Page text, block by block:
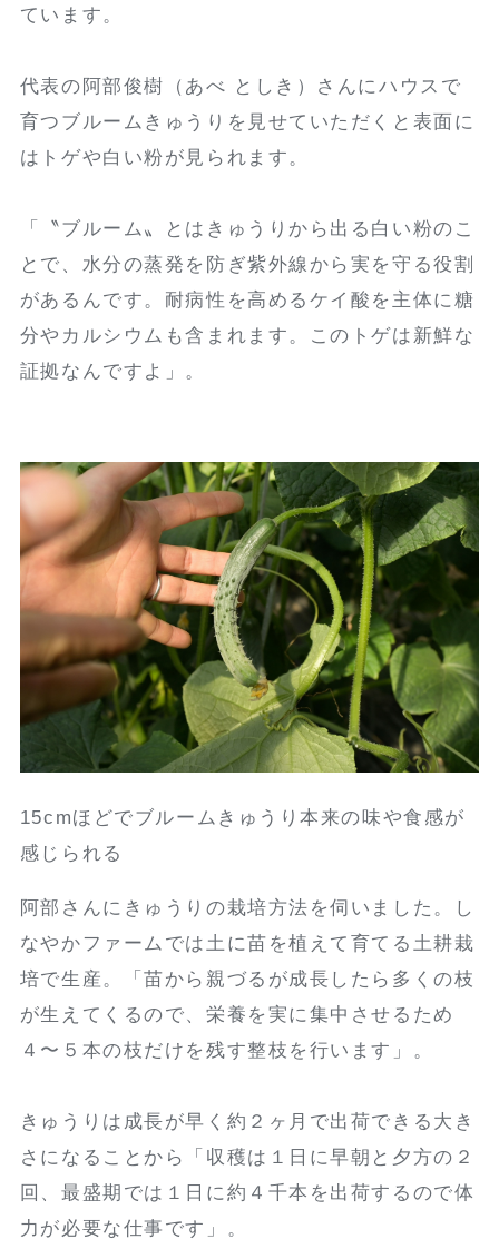
ています。
代表の阿部俊樹（あべ としき）さんにハウスで
育つブルームきゅうりを見せていただくと表面に
はトゲや白い粉が見られます。
「〝ブルーム〟とはきゅうりから出る白い粉のこ
とで、水分の蒸発を防ぎ紫外線から実を守る役割
があるんです。耐病性を高めるケイ酸を主体に糖
分やカルシウムも含まれます。このトゲは新鮮な
証拠なんですよ」。
15cmほどでブルームきゅうり本来の味や食感が
感じられる
阿部さんにきゅうりの栽培方法を伺いました。し
なやかファームでは土に苗を植えて育てる土耕栽
培で生産。「苗から親づるが成長したら多くの枝
が生えてくるので、栄養を実に集中させるため
４〜５本の枝だけを残す整枝を行います」。
きゅうりは成長が早く約２ヶ月で出荷できる大き
さになることから「収穫は１日に早朝と夕方の２
回、最盛期では１日に約４千本を出荷するので体
力が必要な仕事です」。